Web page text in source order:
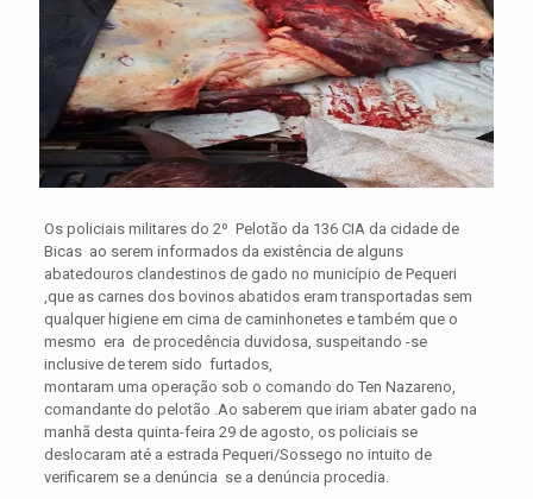
Os policiais militares do 2º Pelotão da 136 CIA da cidade de
Bicas ao serem informados da existência de alguns
abatedouros clandestinos de gado no município de Pequeri
,que as carnes dos bovinos abatidos eram transportadas sem
qualquer higiene em cima de caminhonetes e também que o
mesmo era de procedência duvidosa, suspeitando -se
inclusive de terem sido furtados,
montaram uma operação sob o comando do Ten Nazareno,
comandante do pelotão .Ao saberem que iriam abater gado na
manhã desta quinta-feira 29 de agosto, os policiais se
deslocaram até a estrada Pequeri/Sossego no intuito de
verificarem se a denúncia se a denúncia procedia.